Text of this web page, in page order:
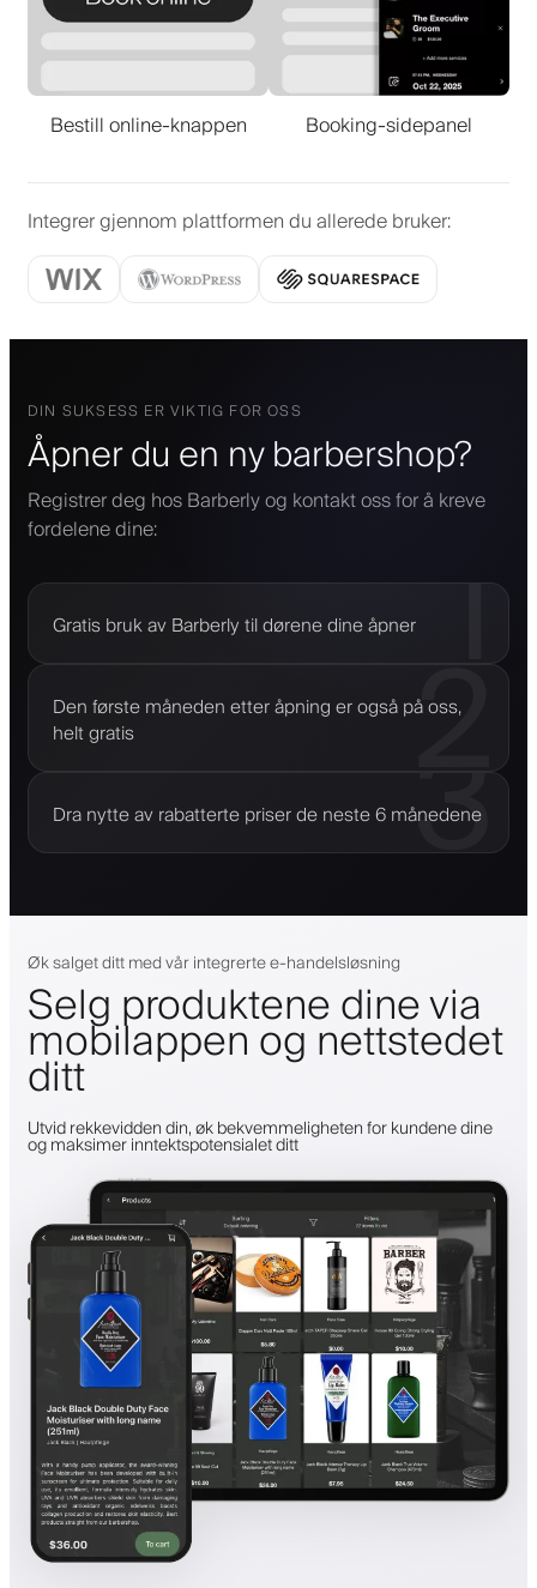
Bestill online-knappen Booking-sidepanel
Integrer gjennom plattformen du allerede bruker:
DIN SUKSESS ER VIKTIG FOR OSS
Åpner du en ny barbershop?
Registrer deg hos Barberly og kontakt oss for å kreve
fordelene dine:
Gratis bruk av Barberly til dørene dine åpner 1
Den første måneden etter åpning er også på oss,
helt gratis
2
Dra nytte av rabatterte priser de neste 6 månedene
3
Øk salget ditt med vår integrerte e-handelsløsning
Selg produktene dine via
mobilappen og nettstedet
ditt
Utvid rekkevidden din, øk bekvemmeligheten for kundene dine
og maksimer inntektspotensialet ditt